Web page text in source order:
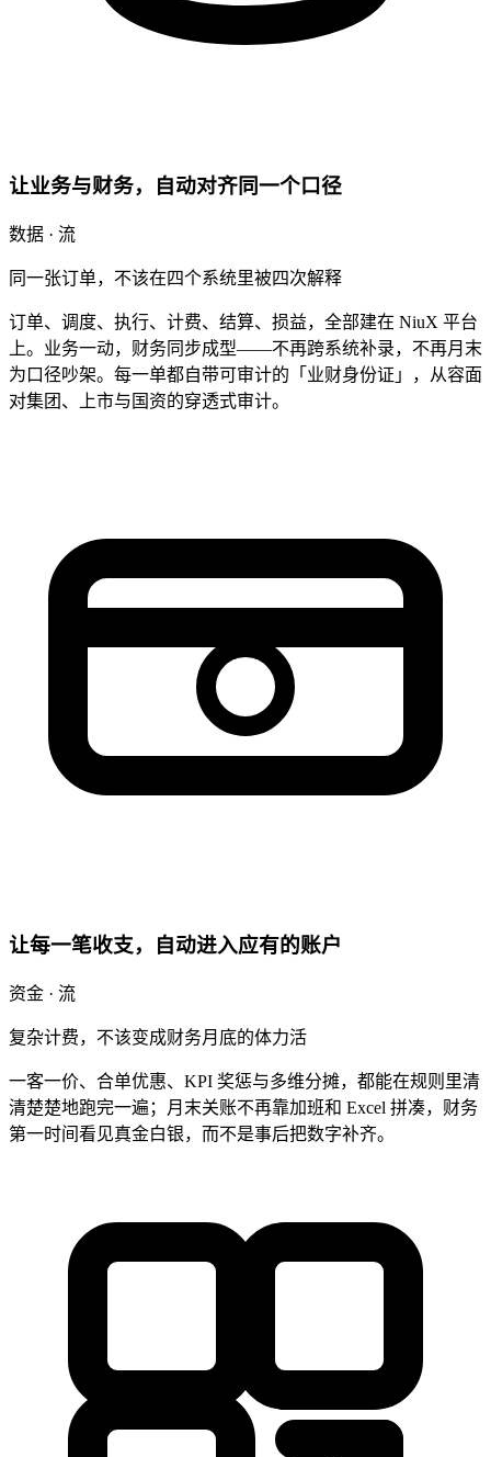
让业务与财务，自动对齐同一个口径
数据 · 流
同一张订单，不该在四个系统里被四次解释
订单、调度、执行、计费、结算、损益，全部建在 NiuX 平台
上。业务一动，财务同步成型——不再跨系统补录，不再月末
为口径吵架。每一单都自带可审计的「业财身份证」，从容面
对集团、上市与国资的穿透式审计。
让每一笔收支，自动进入应有的账户
资金 · 流
复杂计费，不该变成财务月底的体力活
一客一价、合单优惠、KPI 奖惩与多维分摊，都能在规则里清
清楚楚地跑完一遍；月末关账不再靠加班和 Excel 拼凑，财务
第一时间看见真金白银，而不是事后把数字补齐。